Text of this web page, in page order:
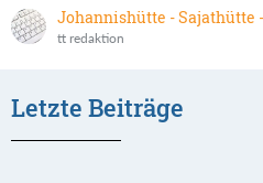
Johannishütte - Sajathütte
tt redaktion
Letzte Beiträge